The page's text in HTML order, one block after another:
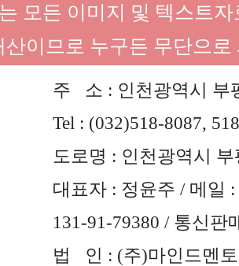
모든 이미지 및 텍스트
이므로 누구든 무단으
주 소 : 인천광역시 부
Tel : (032)518-8087,
도로명 : 인천광역시
대표자 : 정윤주 / 메일 :
131-91-79380 / 통신판
법 인 : (주)마인드멘토